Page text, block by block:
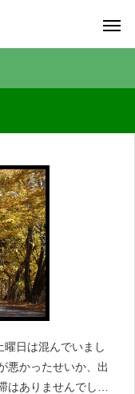
日は混んでいまし
悪かったせいか、出
ありませんでした